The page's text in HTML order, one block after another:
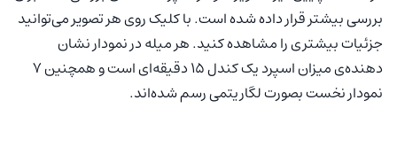
بررسی بیشتر قرار داده شده است. با کلیک روی هر تصویر می‌توانید
جزئیات بیشتری را مشاهده کنید. هر میله در نمودار نشان
دهنده‌ی میزان اسپرد یک کندل ۱۵ دقیقه‌ای است و همچنین ۷
نمودار نخست بصورت لگاریتمی رسم شده‌اند.